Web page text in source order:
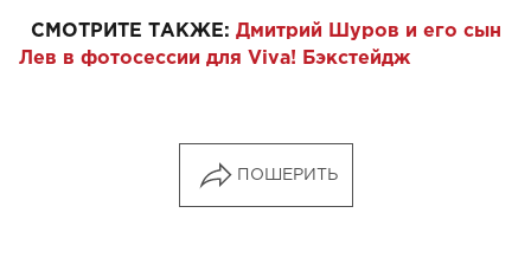
СМОТРИТЕ ТАКЖЕ: Дмитрий Шуров и его сын
Лев в фотосессии для Viva! Бэкстейдж
ПОШЕРИТЬ